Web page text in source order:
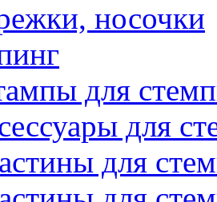
носочки
для
для
для